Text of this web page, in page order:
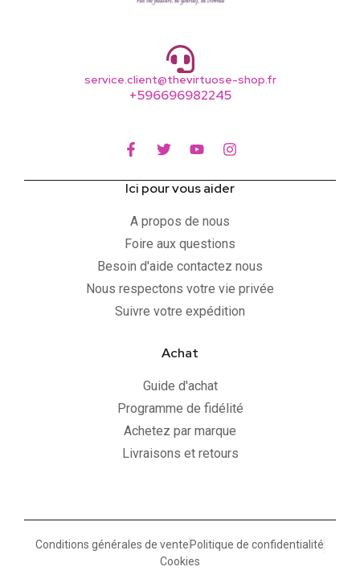
service.client@thevirtuose-shop.fr
+596696982245
Ici pour vous aider
A propos de nous
Foire aux questions
Besoin d'aide contactez nous
Nous respectons votre vie privée
Suivre votre expédition
Achat
Guide d'achat
Programme de fidélité
Achetez par marque
Livraisons et retours
Conditions générales de vente Politique de confidentialité
Cookies